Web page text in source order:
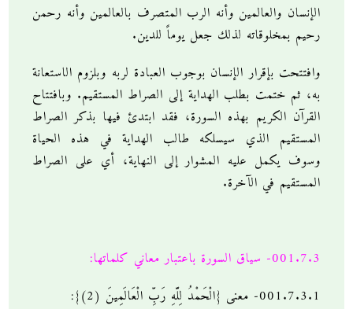
الإنسان والعالمين وأنه الرب المتصرف بالعالمين وأنه رحمن
رحيم بمخلوقاته لذلك جعل يوماً للدين.
وافتتحت بإقرار الإنسان بوجوب العبادة لربه وبلزوم الاستعانة
به، ثم ختمت بطلب الهداية إلى الصراط المستقيم. وبافتتاح
القرآن الكريم بهذه السورة، فقد ابتدئ فيها بذكر الصراط
المستقيم الذي سيسلكه طالب الهداية في هذه الحياة
وسوف يكمل عليه المشوار إلى النهاية، أي على الصراط
المستقيم في الآخرة.
001.7.3- سياق السورة باعتبار معاني كلماتها:
001.7.3.1- معنى {الْحَمْدُ لِلَّهِ رَبِّ الْعَالَمِينَ (2)}: